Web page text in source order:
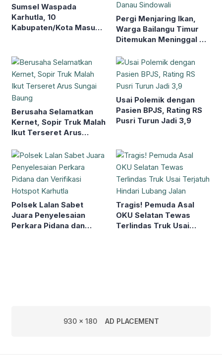
Sumsel Waspada
Karhutla, 10
Kabupaten/Kota Masuk
Pergi Menjaring Ikan,
Warga Bailangu Timur
Ditemukan Meninggal di
Berusaha Selamatkan
Kernet, Sopir Truk Malah
Ikut Terseret Arus
Usai Polemik dengan
Pasien BPJS, Rating RS
Pusri Turun Jadi 3,9
Polsek Lalan Sabet
Juara Penyelesaian
Perkara Pidana dan
Tragis! Pemuda Asal
OKU Selatan Tewas
Terlindas Truk Usai
930 x 180 AD PLACEMENT